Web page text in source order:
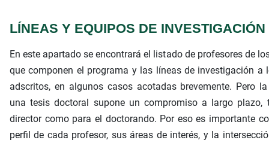
LÍNEAS Y EQUIPOS DE INVESTIGACIÓN
En este apartado se encontrará el listado de profesores de
que componen el programa y las líneas de investigación a
adscritos, en algunos casos acotadas brevemente. Pero
una tesis doctoral supone un compromiso a largo plazo,
director como para el doctorando. Por eso es importante
perfil de cada profesor, sus áreas de interés, y la